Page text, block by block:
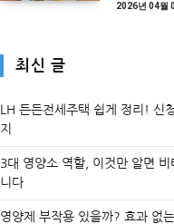
2026년 04월
최신 글
LH 든든전세주택 쉽게 정리! 신
지
3대 영양소 역할, 이것만 알면
니다
영양제 부작용 있을까? 효과 없